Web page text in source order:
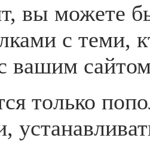
вы можете
с теми,
вашим
только